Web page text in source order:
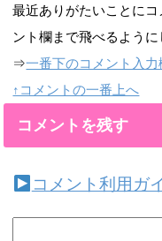
最近ありがたいことに
ント欄まで飛べるように
⇒一番下のコメント入力
↑コメントの一番上へ
コメントを残す
コメント利用ガ